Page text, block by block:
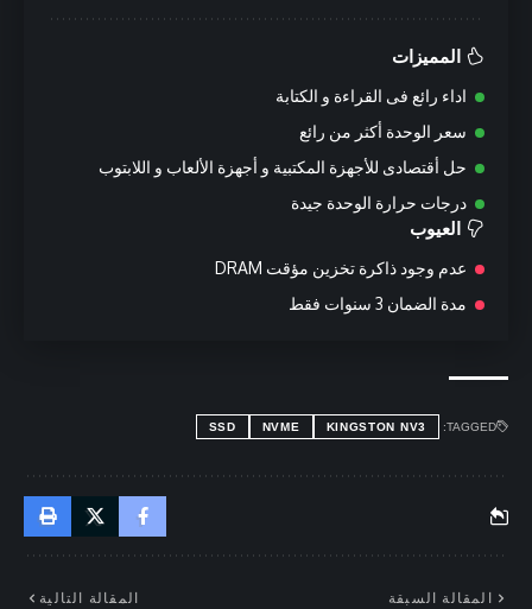
المميزات
اداء رائع فى القراءة و الكتابة
سعر الوحدة أكثر من رائع
حل أقتصادى للأجهزة المكتبية و أجهزة الألعاب و اللابتوب
درجات حرارة الوحدة جيدة
العيوب
عدم وجود ذاكرة تخزين مؤقت DRAM
مدة الضمان 3 سنوات فقط
TAGGED:
KINGSTON NV3
NVME
SSD
المقالة السبقة المقالة التالية